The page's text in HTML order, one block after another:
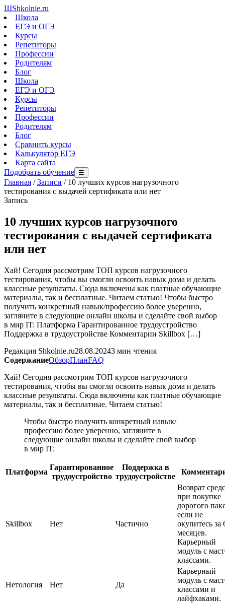
ШShkolnie.ru
Школа
ЕГЭ и ОГЭ
Курсы
Репетиторы
Профессии
Родителям
Блог
Школа
ЕГЭ и ОГЭ
Курсы
Репетиторы
Профессии
Родителям
Блог
Сравнить курсы
Калькулятор ЕГЭ
Карта сайта
Подобрать обучение ☰
Главная /Записи / 10 лучших курсов нагрузочного
тестирования с выдачей сертификата или нет
Запись
10 лучших курсов нагрузочного
тестирования с выдачей сертификата
или нет
Хай! Сегодня рассмотрим ТОП курсов нагрузочного
тестирования, чтобы вы смогли освоить навык дома и делать
классные результаты. Сюда включены как платные обучающие
материалы, так и бесплатные. Читаем статью! Чтобы быстро
получить конкретный навык/профессию более уверенно,
загляните в следующие онлайн школы и сделайте свой выбор
в мир IT: Платформа Гарантированное трудоустройство
Поддержка в трудоустройстве Комментарии Skillbox […]
Редакция Shkolnie.ru28.08.20243 мин чтения
СодержаниеОбзорПланFAQ
Хай! Сегодня рассмотрим ТОП курсов нагрузочного
тестирования, чтобы вы смогли освоить навык дома и делать
классные результаты. Сюда включены как платные обучающие
материалы, так и бесплатные. Читаем статью!
Чтобы быстро получить конкретный навык/
профессию более уверенно, загляните в
следующие онлайн школы и сделайте свой выбор
в мир IT:
Платформа
Гарантированное
трудоустройство
Поддержка в
трудоустройстве
Skillbox Нет Частично
Возврат
при покупке
дорогого
если не
окупитесь за
месяцев.
Карьерный
модуль с
классами.
Нетология Нет Да
Карьерный
модуль с
классами и
лайфхаками.